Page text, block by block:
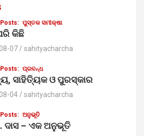
ପୁସ୍ତକ ସମୀକ୍ଷା
କିଛି
07 sahityacharcha
ପ୍ରବନ୍ଧ
ସାହିତ୍ୟିକ ଓ ପୁରସ୍କାର
04 sahityacharcha
ଅନୁଭୂତି
ଦାସ – ଏକ ଅନୁଭୂତି